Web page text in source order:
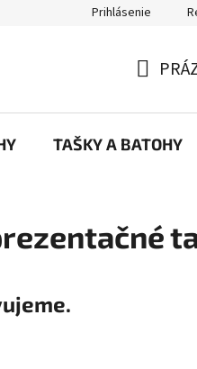
Prečo eRKa papiernictvo –
Prihlásenie
KOŠÍK
TAŠKY A BATOHY